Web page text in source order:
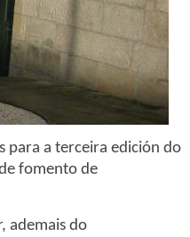
para a terceira edición do
fomento de
ademais do